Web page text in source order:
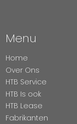
Menu
Home
Over Ons
HTB Service
HTB Is ook
HTB Lease
Fabrikanten